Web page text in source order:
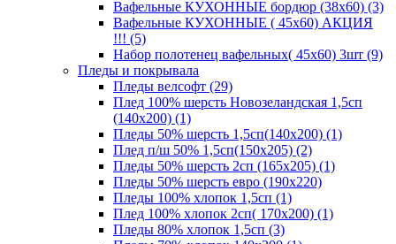
Вафельные КУХОННЫЕ бордюр (38х60) (3)
Вафельные КУХОННЫЕ ( 45х60) АКЦИЯ
!!! (5)
Набор полотенец вафельных( 45х60) 3шт (9)
Пледы и покрывала
Пледы велсофт (29)
Плед 100% шерсть Новозеландская 1,5сп
(140х200) (1)
Пледы 50% шерсть 1,5сп(140х200) (1)
Плед п/ш 50% 1,5сп(150х205) (2)
Пледы 50% шерсть 2сп (165х205) (1)
Пледы 50% шерсть евро (190х220)
Пледы 100% хлопок 1,5сп (1)
Плед 100% хлопок 2сп( 170х200) (1)
Пледы 80% хлопок 1,5сп (3)